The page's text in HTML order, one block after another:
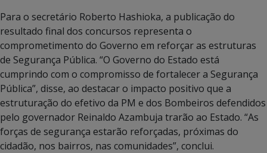
Para o secretário Roberto Hashioka, a publicação do
resultado final dos concursos representa o
comprometimento do Governo em reforçar as estruturas
de Segurança Pública. “O Governo do Estado está
cumprindo com o compromisso de fortalecer a Segurança
Pública”, disse, ao destacar o impacto positivo que a
estruturação do efetivo da PM e dos Bombeiros defendidos
pelo governador Reinaldo Azambuja trarão ao Estado. “As
forças de segurança estarão reforçadas, próximas do
cidadão, nos bairros, nas comunidades”, conclui.